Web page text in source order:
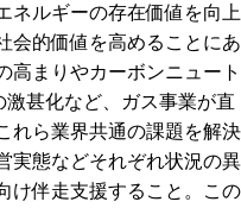
ネルギーの存在価値を向上
会的価値を高めることにあ
高まりやカーボンニュート
甚化など、ガス事業が直
れら業界共通の課題を解決
実態などそれぞれ状況の異
け伴走支援すること。この